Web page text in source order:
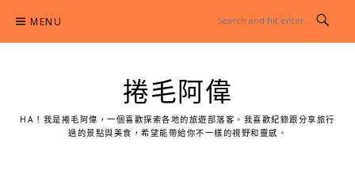
content
MENU
捲毛阿偉
HA！我是捲毛阿偉，一個喜歡探索各地的旅遊部落客。我喜歡紀錄跟分享旅行
過的景點與美食，希望能帶給你不一樣的視野和靈感。